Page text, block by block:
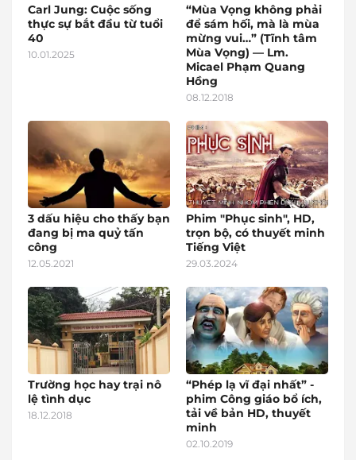
Carl Jung: Cuộc sống
thực sự bắt đầu từ tuổi
40
10.01.2025
“Mùa Vọng không phải
để sám hối, mà là mùa
mừng vui…” (Tĩnh tâm
Mùa Vọng) — Lm.
Micael Phạm Quang
Hồng
08.12.2018
3 dấu hiệu cho thấy bạn
đang bị ma quỷ tấn
công
12.05.2021
Phim "Phục sinh", HD,
trọn bộ, có thuyết minh
Tiếng Việt
29.03.2024
Trường học hay trại nô
lệ tình dục
18.12.2018
“Phép lạ vĩ đại nhất” -
phim Công giáo bổ ích,
tải về bản HD, thuyết
minh
02.10.2019